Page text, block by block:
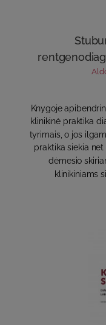
Knygoje
klinikinė praktika
tyrimais, o jos
praktika siekia
dėmesio
klinikiniams